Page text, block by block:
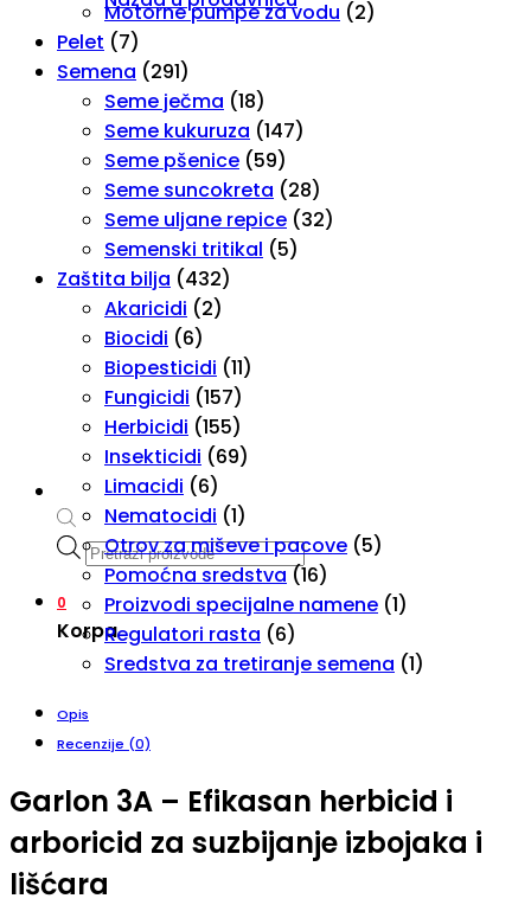
Products
search
0
Korpa
Motorne pumpe za vodu (2)
Pelet (7)
Semena (291)
Seme ječma (18)
Seme kukuruza (147)
Seme pšenice (59)
Seme suncokreta (28)
Seme uljane repice (32)
Semenski tritikal (5)
Zaštita bilja (432)
Akaricidi (2)
Biocidi (6)
Biopesticidi (11)
Fungicidi (157)
Herbicidi (155)
Insekticidi (69)
Limacidi (6)
Nematocidi (1)
Otrov za miševe i pacove (5)
Pomoćna sredstva(16)
Proizvodi specijalne namene (1)
Regulatori rasta (6)
Sredstva za tretiranje semena (1)
Opis
Recenzije (0)
Garlon 3A – Efikasan herbicid i
arboricid za suzbijanje izbojaka i
lišćara